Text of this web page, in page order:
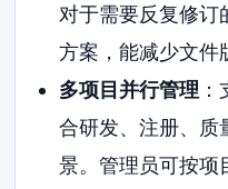
对于需要反复修订
方案，能减少文件
多项目并行管理
合研发、注册、质
景。管理员可按项